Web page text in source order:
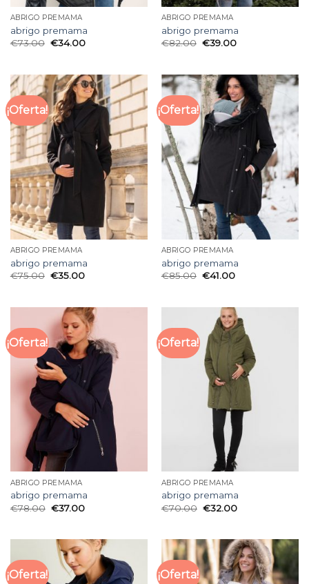
ABRIGO PREMAMA
abrigo premama
€73.00 €34.00
ABRIGO PREMAMA
abrigo premama
€82.00 €39.00
¡Oferta!
ABRIGO PREMAMA
abrigo premama
€75.00 €35.00
¡Oferta!
ABRIGO PREMAMA
abrigo premama
€85.00 €41.00
¡Oferta!
ABRIGO PREMAMA
abrigo premama
€78.00 €37.00
¡Oferta!
ABRIGO PREMAMA
abrigo premama
€70.00 €32.00
¡Oferta! ¡Oferta!